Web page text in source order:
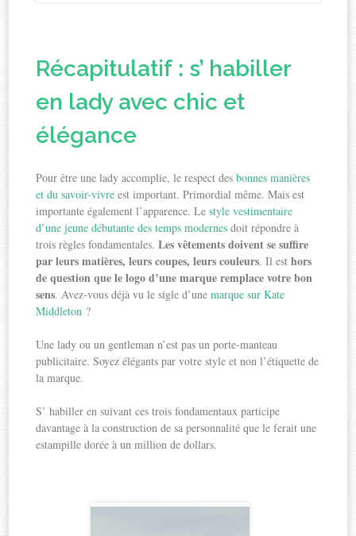
Récapitulatif : s’ habiller
en lady avec chic et
élégance
Pour être une lady accomplie, le respect desbonnes manières
et du savoir-vivre est important. Primordial même. Mais est
importante également l’apparence. Lestyle vestimentaire
d’une jeune débutante des temps modernes doit répondre à
trois règles fondamentales.Les vêtements doivent se suffire
par leurs matières, leurs coupes, leurs couleurs. Il esthors
de question que le logo d’une marque remplace votre bon
sens. Avez-vous déjà vu le sigle d’unemarque sur Kate
Middleton ?
Une lady ou un gentleman n’est pas un porte-manteau
publicitaire. Soyez élégants par votre style et non l’étiquette de
la marque.
S’ habiller en suivant ces trois fondamentaux participe
davantage à la construction de sa personnalité que le ferait une
estampille dorée à un million de dollars.